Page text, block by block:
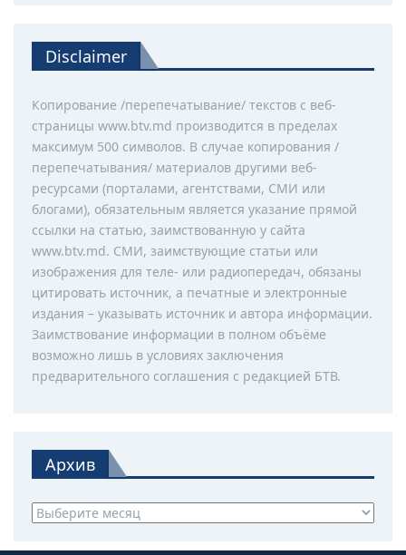
Disclaimer
Копирование /перепечатывание/ текстов с веб-
страницы www.btv.md производится в пределах
максимум 500 символов. В случае копирования /
перепечатывания/ материалов другими веб-
ресурсами (порталами, агентствами, СМИ или
блогами), обязательным является указание прямой
ссылки на статью, заимствованную у сайта
www.btv.md. СМИ, заимствующие статьи или
изображения для теле- или радиопередач, обязаны
цитировать источник, а печатные и электронные
издания – указывать источник и автора информации.
Заимствование информации в полном объёме
возможно лишь в условиях заключения
предварительного соглашения с редакцией БТВ.
Архив
Архив